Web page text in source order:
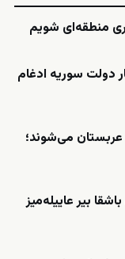
منطقه‌ای شویم
دولت سوریه ادغام
می‌شوند؛
بیر عاییله‌میز